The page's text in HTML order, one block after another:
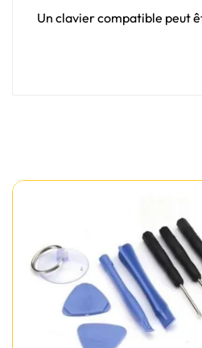
Un clavier compatible peut